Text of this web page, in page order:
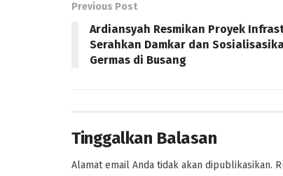
Previous Post
Ardiansyah Resmikan Proyek
Serahkan Damkar dan
Germas di Busang
Tinggalkan Balasan
Alamat email Anda tidak akan dipublikasikan.